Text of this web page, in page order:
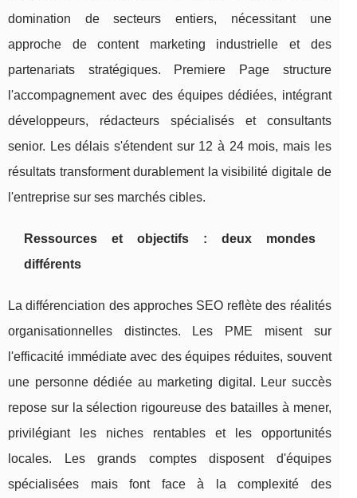
domination de secteurs entiers, nécessitant une
approche de content marketing industrielle et des
partenariats stratégiques. Premiere Page structure
l'accompagnement avec des équipes dédiées, intégrant
développeurs, rédacteurs spécialisés et consultants
senior. Les délais s'étendent sur 12 à 24 mois, mais les
résultats transforment durablement la visibilité digitale de
l'entreprise sur ses marchés cibles.
Ressources et objectifs : deux mondes
différents
La différenciation des approches SEO reflète des réalités
organisationnelles distinctes. Les PME misent sur
l'efficacité immédiate avec des équipes réduites, souvent
une personne dédiée au marketing digital. Leur succès
repose sur la sélection rigoureuse des batailles à mener,
privilégiant les niches rentables et les opportunités
locales. Les grands comptes disposent d'équipes
spécialisées mais font face à la complexité des